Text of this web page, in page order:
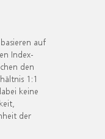
auf
Index-
den
1:1
keine
der